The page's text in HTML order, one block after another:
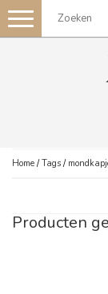
Toggle
navigation
Home /Tags /
Producten